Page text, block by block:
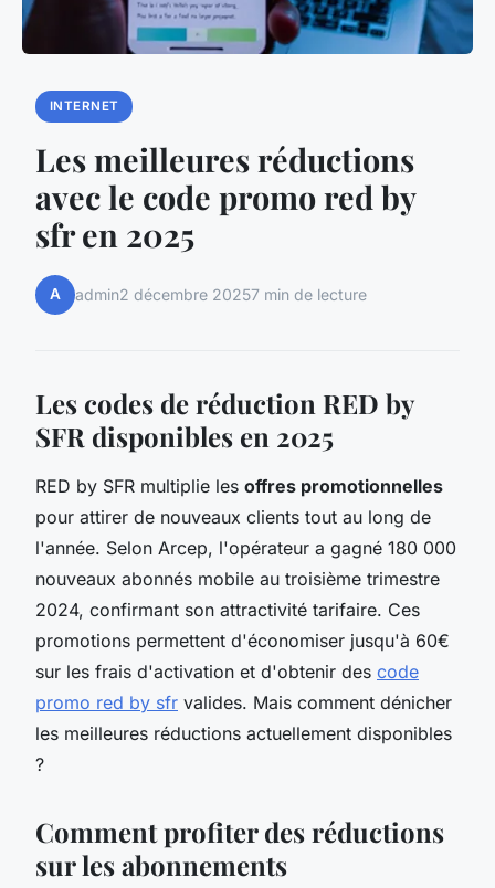
INTERNET
Les meilleures réductions
avec le code promo red by
sfr en 2025
A admin2 décembre 20257 min de lecture
Les codes de réduction RED by
SFR disponibles en 2025
RED by SFR multiplie les offres promotionnelles
pour attirer de nouveaux clients tout au long de
l'année. Selon Arcep, l'opérateur a gagné 180 000
nouveaux abonnés mobile au troisième trimestre
2024, confirmant son attractivité tarifaire. Ces
promotions permettent d'économiser jusqu'à 60€
sur les frais d'activation et d'obtenir des code
promo red by sfr valides. Mais comment dénicher
les meilleures réductions actuellement disponibles
?
Comment profiter des réductions
sur les abonnements